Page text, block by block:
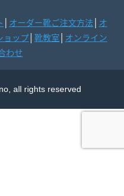
オーダー靴ご注文方法
オ
ョップ 靴教室
オンライン
わせ
all rights reserved